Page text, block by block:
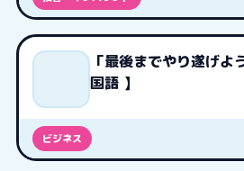
「最後までやり遂げよ
国語 】
ビジネス